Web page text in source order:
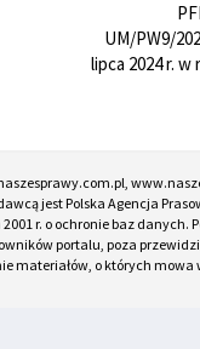
UM/PW9/
lipca 2024 r.
jest Polska Agencja
r. o ochronie baz danych.
portalu, poza
materiałów, o których